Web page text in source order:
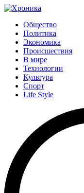
Общество
Политика
Экономика
Происшествия
В мире
Технологии
Культура
Спорт
Life Style